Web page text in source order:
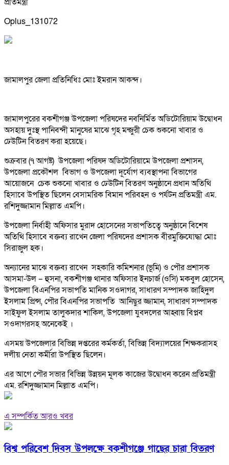
Oplus_131072
জামালপুর জেলা প্রতিনিধিঃ মোঃ ইমরান আকন্দ।
জামালপুরের বকশীগঞ্জ উপজেলা পরিষদের নবনির্মিত অডিটোরিয়াম উদ্বোধন
অসহায় দুঃস্থ পানিবন্দী মানুষের মাঝে গৃহ মন্জুরী চেক শুকনো খাবার ও
ঢেউটিন বিতরণ করা হয়েছে।
শুক্রবার (৭ আগষ্ট) উপজেলা পরিষদ অডিটোরিয়ামে উপজেলা প্রশাসন,
উপজেলা প্রকৌশল বিভাগ ও উপজেলা দূর্যোগ ব্যবস্থাপনা বিভাগের
আয়োজনে চেক শুকনো খাবার ও ঢেউটিন বিতরণ অনুষ্ঠানে প্রধান অতিথি
হিসাবে উপস্থিত ছিলেন বেসামরিক বিমান পরিবহন ও পর্যটন প্রতিমন্ত্রী এম.
রশিদুজ্জামান মিল্লাত এমপি।
উপজেলা নির্বাহী অফিসার মুরাদ হোসেনের সভাপতিত্বে অনুষ্ঠানে বিশেষ
অতিথি হিসাবে বক্তব্য রাখেন জেলা পরিষদের প্রশাসক বীরমুক্তিযোদ্ধা মোঃ
সিরাজুল হক।
অন্যানের মাঝে বক্তব্য রাখেন সহকারি কমিশনার (ভূমি) ও পৌর প্রশাসক
আসমা-উল – হুসনা, বকশীগঞ্জ থানার অফিসার ইনচার্জ (ওসি) মকবুল হোসেন,
উপজেলা বিএনপির সভাপতি মানিক সওদাগর, সাধারণ সম্পাদক জাহিদুল
ইসলাম প্রিন্স, পৌর বিএনপির সভাপতি আনিছুর জ্জামান, সাধারণ সম্পাদক
সাইফুল ইসলাম তালুকদার শাকিল, উপজেলা যুবদলের আহ্বায় বিপ্লব
সওদাগরসহ অনেকেই ।
এসময় উপজেলার বিভিন্ন দপ্তরের কর্মকর্তা, বিভিন্ন বিদ্যালয়ের শিক্ষকরাসহ
দলীয় নেতা কর্মীরা উপস্থিত ছিলেন।
এর আগে পৌর সভার বিভিন্ন উন্নয়ন মূলক কাজের উদ্বোধন করেন প্রতিমন্ত্রী
এম. রশিদুজ্জামান মিল্লাত এমপি।
এ সম্পর্কিত আরও খবর
বিশ্ব পরিবেশ দিবস উপলক্ষে বকশীগঞ্জে গাছের চারা বিতরণ